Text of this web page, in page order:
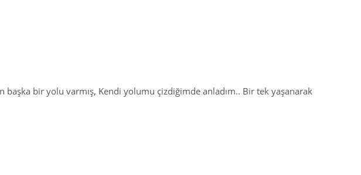
başka bir yolu varmış, Kendi yolumu çizdiğimde anladım.. Bir tek yaşanarak